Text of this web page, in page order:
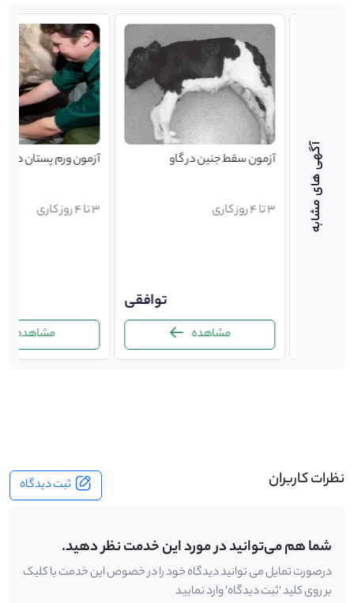
آزمون سقط جنین در گاو
توافقی
مشاهده
آزمون ورم پستان در گاو
مشاهده
نظرات کاربران ثبت دیدگاه
شما هم می‌توانید در مورد این خدمت نظر دهید.
درصورت تمایل می توانید دیدگاه خود را در خصوص این خدمت با کلیک
بر روی کلید 'ثبت دیدگاه' وارد نمایید